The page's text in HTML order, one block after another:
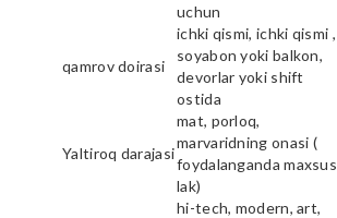
uchun
qamrov doirasi
ichki qismi, ichki qismi ,
soyabon yoki balkon,
devorlar yoki shift
ostida
Yaltiroq darajasi
mat, porloq,
marvaridning onasi (
foydalanganda maxsus
lak)
hi-tech, modern, art,